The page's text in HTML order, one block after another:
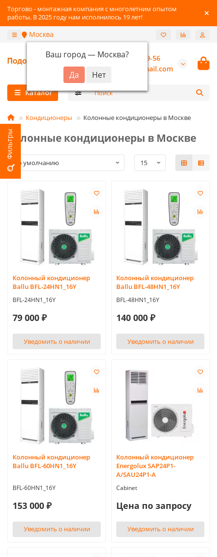
Торгово - монтажная компания с многолетним опытом
работы. В 2025 году нам исполнилось 19 лет!
Москва
Ваш город — Москва?
+7 (800) 777-89-56
burannsk@gmail.com
Каталог
Кондиционеры Колонные кондиционеры в Москве
Колонные кондиционеры в Москве
Колонный кондиционер
Ballu BFL-24HN1_16Y
BFL-24HN1_16Y
79 000 ₽
Уведомить о наличии
Колонный кондиционер
Ballu BFL-48HN1_16Y
BFL-48HN1_16Y
140 000 ₽
Уведомить о наличии
Колонный кондиционер
Ballu BFL-60HN1_16Y
BFL-60HN1_16Y
153 000 ₽
Уведомить о наличии
Колонный кондиционер
Energolux SAP24P1-
A/SAU24P1-A
Cabinet
Цена по запросу
Уведомить о наличии